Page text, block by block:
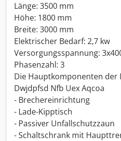
Länge: 3500 mm
Höhe: 1800 mm
Breite: 3000 mm
Elektrischer Bedarf: 2,7 kw
Versorgungsspannung:
Phasenzahl: 3
Die Hauptkomponenten der
Dwjdpfsd Nfb Uex Aqcoa
- Brechereinrichtung
- Lade-Kipptisch
- Passiver Unfallschutzzaun
- Schaltschrank mit